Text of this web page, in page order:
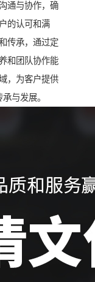
通与协作，确
的认可和满
传承，通过定
和团队协作能
，为客户提供
与发展。